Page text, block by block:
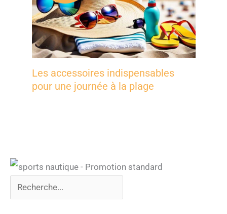
Les accessoires indispensables
pour une journée à la plage